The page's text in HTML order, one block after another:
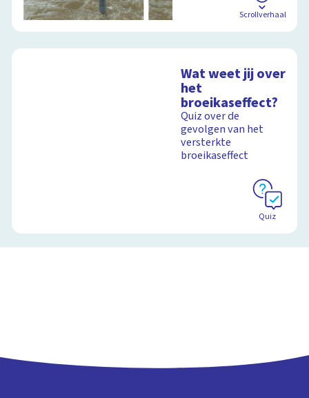
Scrollverhaal
Wat weet jij over
het
broeikaseffect?
Quiz over de
gevolgen van het
versterkte
broeikaseffect
Quiz